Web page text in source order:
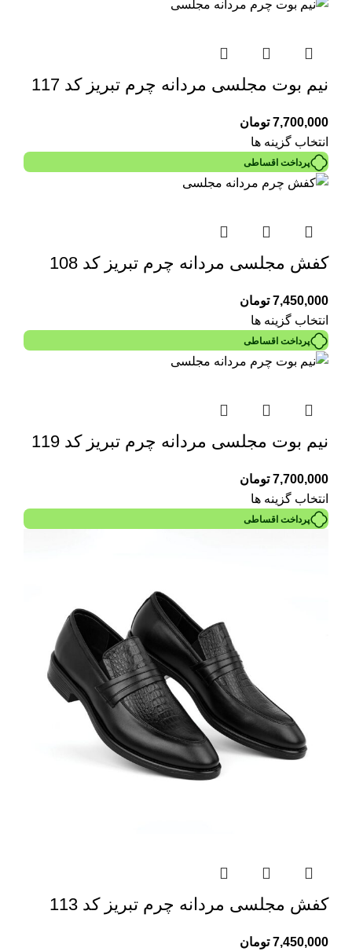
نیم بوت مجلسی مردانه چرم تبریز کد 117
7,700,000 تومان
انتخاب گزینه ها
پرداخت اقساطی
کفش مجلسی مردانه چرم تبریز کد 108
7,450,000 تومان
انتخاب گزینه ها
پرداخت اقساطی
نیم بوت مجلسی مردانه چرم تبریز کد 119
7,700,000 تومان
انتخاب گزینه ها
پرداخت اقساطی
کفش مجلسی مردانه چرم تبریز کد 113
7,450,000 تومان